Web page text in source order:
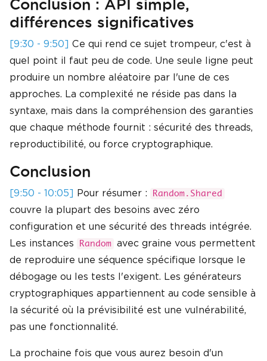
Conclusion : API simple,
différences significatives
[9:30 - 9:50] Ce qui rend ce sujet trompeur, c'est à
quel point il faut peu de code. Une seule ligne peut
produire un nombre aléatoire par l'une de ces
approches. La complexité ne réside pas dans la
syntaxe, mais dans la compréhension des garanties
que chaque méthode fournit : sécurité des threads,
reproductibilité, ou force cryptographique.
Conclusion
[9:50 - 10:05] Pour résumer : Random.Shared
couvre la plupart des besoins avec zéro
configuration et une sécurité des threads intégrée.
Les instances
Random avec graine vous permettent
de reproduire une séquence spécifique lorsque le
débogage ou les tests l'exigent. Les générateurs
cryptographiques appartiennent au code sensible à
la sécurité où la prévisibilité est une vulnérabilité,
pas une fonctionnalité.
La prochaine fois que vous aurez besoin d'un